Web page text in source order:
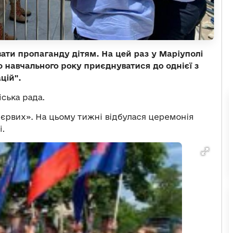
пропаганду дітям. На цей раз у Маріуполі
навчального року приєднуватися до однієї з
рада.
». На цьому тижні відбулася церемонія